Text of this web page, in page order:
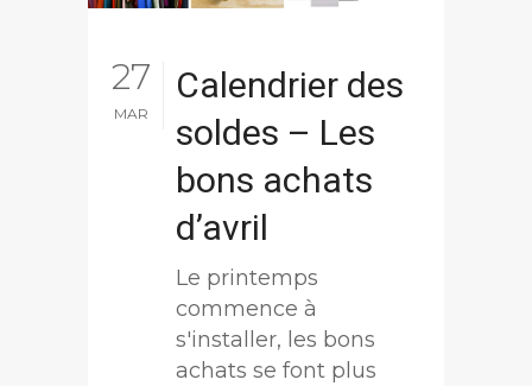
27
MAR
Calendrier des
soldes – Les
bons achats
d’avril
Le printemps
commence à
s'installer, les bons
achats se font plus